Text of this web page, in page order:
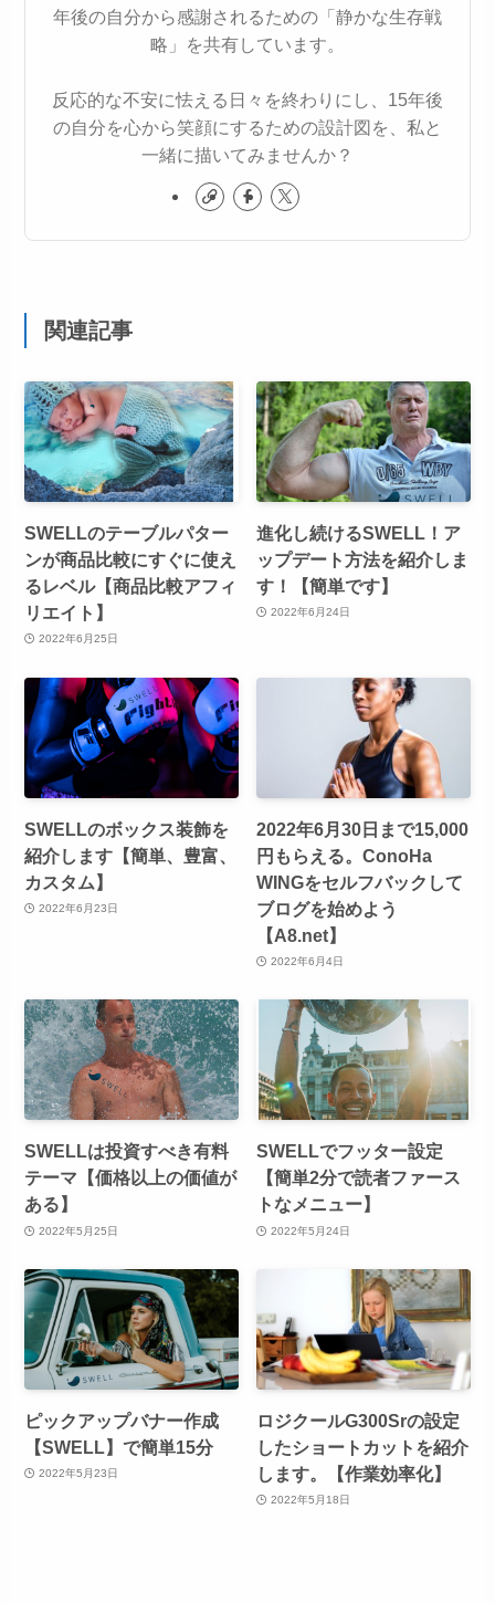
年後の自分から感謝されるための「静かな生存戦
略」を共有しています。
反応的な不安に怯える日々を終わりにし、15年後
の自分を心から笑顔にするための設計図を、私と
一緒に描いてみませんか？
関連記事
SWELLのテーブルパター
ンが商品比較にすぐに使え
るレベル【商品比較アフィ
リエイト】
2022年6月25日
進化し続けるSWELL！ア
ップデート方法を紹介しま
す！【簡単です】
2022年6月24日
SWELLのボックス装飾を
紹介します【簡単、豊富、
カスタム】
2022年6月23日
2022年6月30日まで15,000
円もらえる。ConoHa
WINGをセルフバックして
ブログを始めよう
【A8.net】
2022年6月4日
SWELLは投資すべき有料
テーマ【価格以上の価値が
ある】
2022年5月25日
SWELLでフッター設定
【簡単2分で読者ファース
トなメニュー】
2022年5月24日
ピックアップバナー作成
【SWELL】で簡単15分
2022年5月23日
ロジクールG300Srの設定
したショートカットを紹介
します。【作業効率化】
2022年5月18日